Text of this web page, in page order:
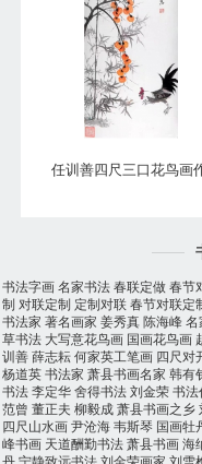
书法字画名家书法春联定做春节
制 对联定制 定制对联春节对联定
书法家 著名画家 姜秀真陈海峰名
草书法 大写意花鸟画 国画花鸟画
训善薛志耘何家英工笔画 四尺对
杨道英书法家 萧县书画名家 韩有
书法李定华舍得书法刘金荣书法
范曾 董正夫 柳毅成萧县书画之乡
四尺山水画尹沧海韦斯琴 国画牡
峰书画 天道酬勤书法萧县书画海